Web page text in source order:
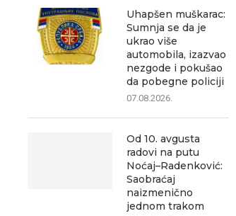
Uhapšen muškarac:
Sumnja se da je
ukrao više
automobila, izazvao
nezgode i pokušao
da pobegne policiji
07.08.2026.
Od 10. avgusta
radovi na putu
Noćaj–Radenković:
Saobraćaj
naizmenično
jednom trakom